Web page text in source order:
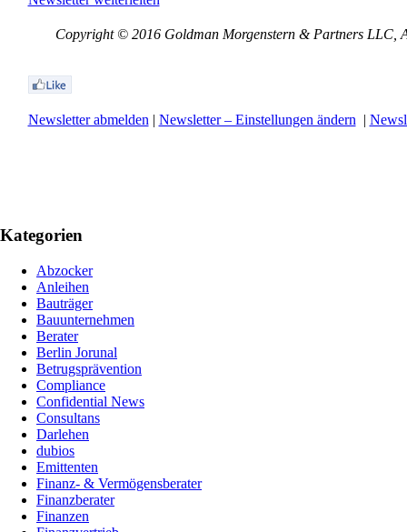
Copyright © 2016 Goldman Morgenstern & Partners LLC,
Newsletter abmelden | Newsletter – Einstellungen ändern |
Kategorien
Abzocker
Anleihen
Bauträger
Bauunternehmen
Berater
Berlin Jorunal
Betrugsprävention
Compliance
Confidential News
Consultans
Darlehen
dubios
Emittenten
Finanz- & Vermögensberater
Finanzberater
Finanzen